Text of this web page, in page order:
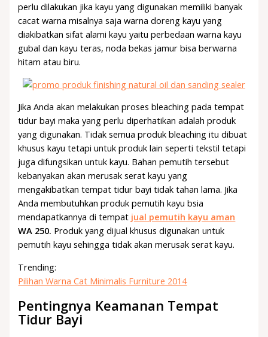
perlu dilakukan jika kayu yang digunakan memiliki banyak
cacat warna misalnya saja warna doreng kayu yang
diakibatkan sifat alami kayu yaitu perbedaan warna kayu
gubal dan kayu teras, noda bekas jamur bisa berwarna
hitam atau biru.
Jika Anda akan melakukan proses bleaching pada tempat
tidur bayi maka yang perlu diperhatikan adalah produk
yang digunakan. Tidak semua produk bleaching itu dibuat
khusus kayu tetapi untuk produk lain seperti tekstil tetapi
juga difungsikan untuk kayu. Bahan pemutih tersebut
kebanyakan akan merusak serat kayu yang
mengakibatkan tempat tidur bayi tidak tahan lama. Jika
Anda membutuhkan produk pemutih kayu bsia
mendapatkannya di tempat jual pemutih kayu aman
WA 250. Produk yang dijual khusus digunakan untuk
pemutih kayu sehingga tidak akan merusak serat kayu.
Trending:
Pilihan Warna Cat Minimalis Furniture 2014
Pentingnya Keamanan Tempat
Tidur Bayi